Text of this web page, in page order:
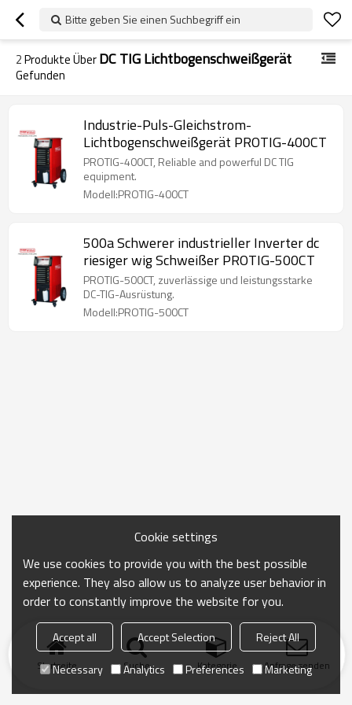
Bitte geben Sie einen Suchbegriff ein
2Produkte ÜberDC TIG Lichtbogenschweißgerät
Gefunden
Industrie-Puls-Gleichstrom-
Lichtbogenschweißgerät PROTIG-400CT
PROTIG-400CT, Reliable and powerful DC TIG
equipment.
Modell:PROTIG-400CT
500a Schwerer industrieller Inverter dc
riesiger wig Schweißer PROTIG-500CT
PROTIG-500CT, zuverlässige und leistungsstarke
DC-TIG-Ausrüstung.
Modell:PROTIG-500CT
Startseite Suche Kategorie Anfrage senden
Cookie settings
We use cookies to provide you with the best possible
experience. They also allow us to analyze user behavior in
order to constantly improve the website for you.
Accept all Accept Selection
Reject All
Necessary
Analytics Preferences Marketing